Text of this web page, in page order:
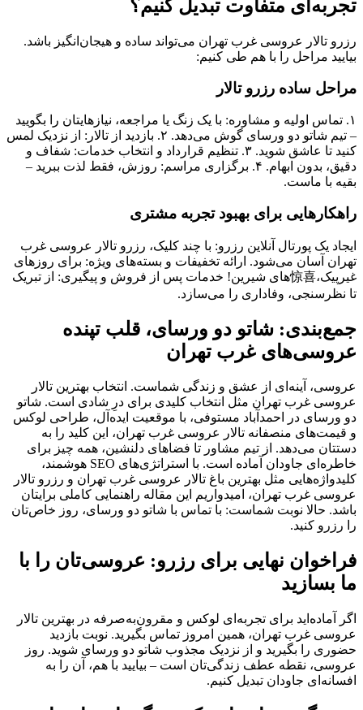
تجربه‌ای متفاوت تبدیل کنیم؟
رزرو تالار عروسی غرب تهران می‌تواند ساده و هیجان‌انگیز باشد.
بیایید مراحل را با هم طی کنیم:
مراحل ساده رزرو تالار
۱. تماس اولیه و مشاوره: با یک زنگ یا مراجعه، نیازهایتان را بگویید
– تیم شاتو دو ورسای گوش می‌دهد. ۲. بازدید از تالار: از نزدیک لمس
کنید تا عاشق شوید. ۳. تنظیم قرارداد و انتخاب خدمات: شفاف و
دقیق، بدون ابهام. ۴. برگزاری مراسم: روزش، فقط لذت ببرید –
بقیه با ماست.
راهکارهایی برای بهبود تجربه مشتری
ایجاد یک پورتال آنلاین رزرو: با چند کلیک، رزرو تالار عروسی غرب
تهران آسان می‌شود. ارائه تخفیفات و بسته‌های ویژه: برای روزهای
غیرپیک،惊喜‌های شیرین! خدمات پس از فروش و پیگیری: از تبریک
تا نظرسنجی، وفاداری را می‌سازد.
جمع‌بندی: شاتو دو ورسای، قلب تپنده
عروسی‌های غرب تهران
عروسی، آینه‌ای از عشق و زندگی شماست. انتخاب بهترین تالار
عروسی غرب تهران مثل انتخاب کلیدی برای درِ شادی است. شاتو
دو ورسای در احمدآباد مستوفی، با موقعیت ایده‌آل، طراحی لوکس
و قیمت‌های منصفانه تالار عروسی غرب تهران، این کلید را به
دستتان می‌دهد. از تیم مشاور تا فضاهای دلنشین، همه چیز برای
خاطره‌ای جاودان آماده است. با استراتژی‌های SEO هوشمند،
کلیدواژه‌هایی مثل بهترین باغ تالار عروسی غرب تهران و رزرو تالار
عروسی غرب تهران، امیدواریم این مقاله راهنمایی کاملی برایتان
باشد. حالا نوبت شماست: با تماس با شاتو دو ورسای، روز خاص‌تان
را رزرو کنید.
فراخوان نهایی برای رزرو: عروسی‌تان را با
ما بسازید
اگر آماده‌اید برای تجربه‌ای لوکس و مقرون‌به‌صرفه در بهترین تالار
عروسی غرب تهران، همین امروز تماس بگیرید. نوبت بازدید
حضوری را بگیرید و از نزدیک مجذوب شاتو دو ورسای شوید. روز
عروسی، نقطه عطف زندگی‌تان است – بیایید با هم، آن را به
افسانه‌ای جاودان تبدیل کنیم.